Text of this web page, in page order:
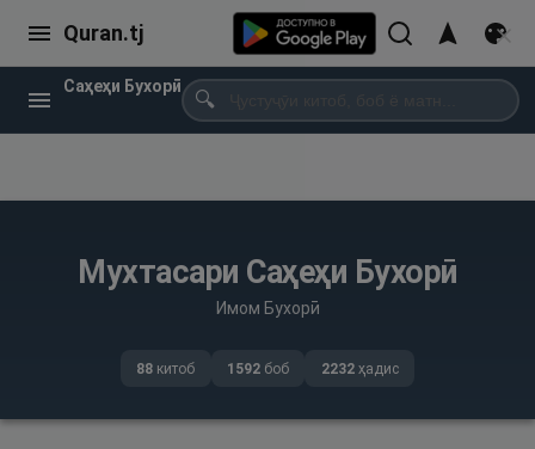
Quran.tj
Саҳеҳи Бухорӣ
🔍
Мухтасари Саҳеҳи Бухорӣ
Имом Бухорӣ
88 китоб 1592 боб 2232ҳадис